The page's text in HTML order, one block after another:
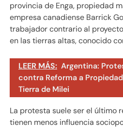
provincia de Enga, propiedad
empresa canadiense Barrick
trabajador contrario al
en las tierras altas, conocido
LEER MÁS: Argentina:
contra Reforma a
Tierra de Milei
La protesta suele ser el último
tienen menos influencia